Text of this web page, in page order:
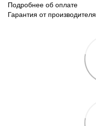
Подробнее об оплате
Гарантия от производителя